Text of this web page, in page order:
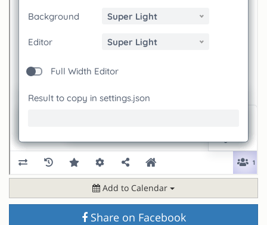
Add to Calendar
Share on Facebook